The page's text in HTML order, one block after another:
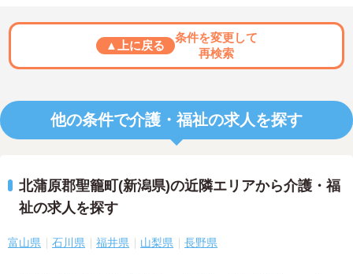
▲上に戻る
条件を変更して
再検索
他の条件で介護・福祉の求人を探す
北蒲原郡聖籠町(新潟県)の近隣エリアから介護・福
祉の求人を探す
富山県 石川県 福井県 山梨県 長野県